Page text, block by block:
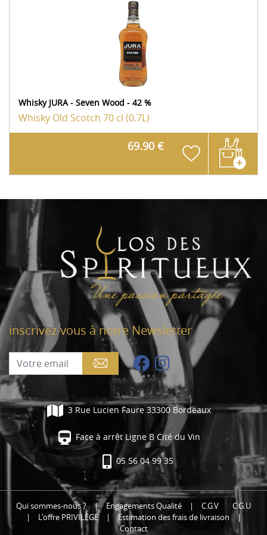
Whisky JURA - Seven Wood - 42 %
Whisky Old Scotch 70 cl (0.7L)
69.90 €
inscrivez-vous à notre Newsletter
3 Rue Lucien Faure 33300 Bordeaux
Face à arrêt Ligne B Cité du Vin
05 56 04 99 35
Qui sommes-nous ? | Engagements Qualité | C.G.V
C.G.U
|
L'offre PRIVILÈGE | Estimation des frais de livraison
|
Contact